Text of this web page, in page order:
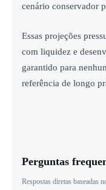
cenário conservador
Essas projeções
com liquidez e
garantido para
referência de longo
Perguntas
Respostas diretas baseadas